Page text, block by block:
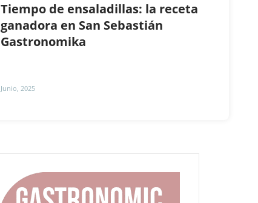
Tiempo de ensaladillas: la receta
ganadora en San Sebastián
Gastronomika
Junio, 2025